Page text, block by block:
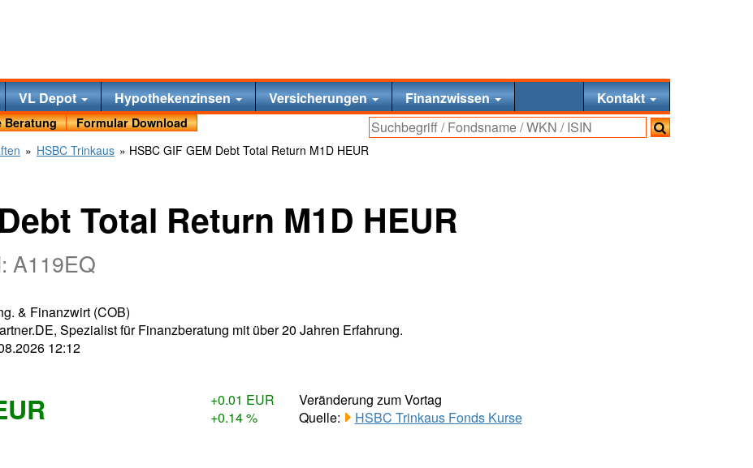
VL Depot Hypothekenzinsen Versicherungen Finanzwissen Kontakt
Beratung
Formular Download
» HSBC Trinkaus » HSBC GIF GEM Debt Total Return M1D HEUR
Total Return M1D HEUR
A119EQ
& Finanzwirt (COB)
Spezialist für Finanzberatung mit über 20 Jahren Erfahrung.
12:12
+0.01 EUR
+0.14 %
Veränderung zum Vortag
Quelle:
HSBC Trinkaus Fonds Kurse